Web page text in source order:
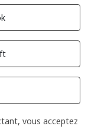
vous acceptez